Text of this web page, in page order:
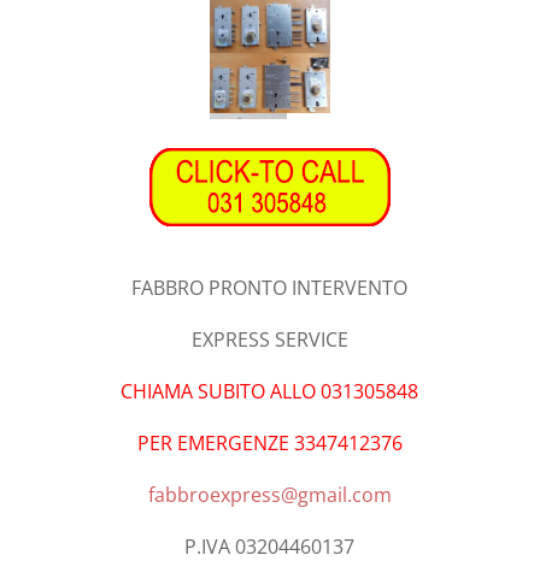
FABBRO PRONTO INTERVENTO
EXPRESS SERVICE
CHIAMA SUBITO ALLO 031305848
PER EMERGENZE 3347412376
fabbroexpress@gmail.com
P.IVA 03204460137